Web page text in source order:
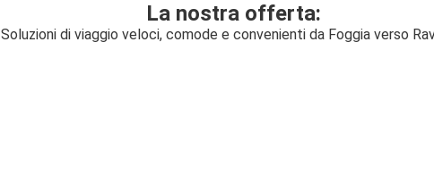
La nostra offerta:
Soluzioni di viaggio veloci, comode e convenienti da Foggia verso